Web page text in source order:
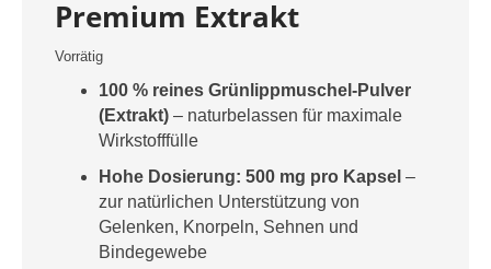
Premium Extrakt
Vorrätig
100 % reines Grünlippmuschel-Pulver
(Extrakt) – naturbelassen für maximale
Wirkstofffülle
Hohe Dosierung: 500 mg pro Kapsel –
zur natürlichen Unterstützung von
Gelenken, Knorpeln, Sehnen und
Bindegewebe